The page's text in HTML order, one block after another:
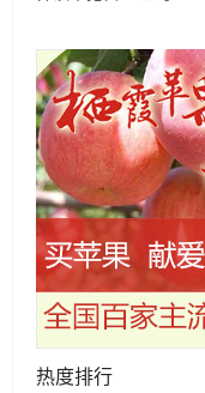
未来将实现真正的万物
互联
热度排行